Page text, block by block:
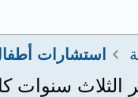
استشارات
الثلاث سنوات